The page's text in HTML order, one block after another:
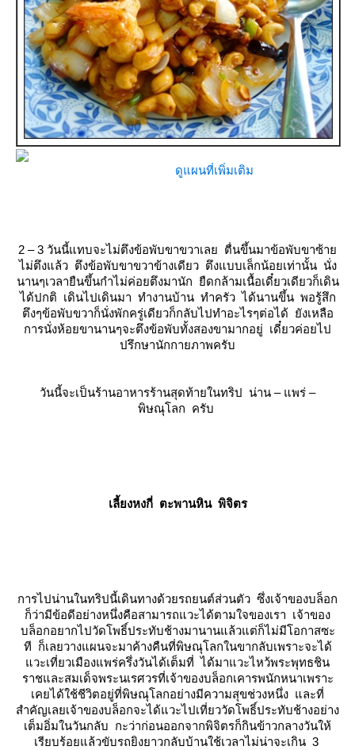
ดูแผนที่เพิ่มเติม
2 – 3 วันนี้แทบจะไม่ตึงข้อพับขาขวาเลย ตื่นขึ้นมาข้อพับขาซ้า
ไม่ตึงแล้ว ตึงข้อพับขาขวาข้างเดียว ตึงแบบเล็กน้อยเท่านั้น นั่ง
นานๆเวลายืนขึ้นกำไม่ค่อยตึงมานัก ยืดกล้ามเนื้อเดี๋ยวเดียวก็เดิน
ได้ปกติ เดินไปเดินมา ทำงานบ้าน ทำครัว ได้นานขึ้น พอรู้สึก
ตึงๆข้อพับขวาก็นั่งพักครู่เดียวก็กลับไปทำอะไรๆต่อได้ ยังเหลือ
การนั่งห้อยขานานๆจะตึงข้อพับทั้งสองขามากอยู่ เดี๋ยวค่อยไป
ปรึกษานักกายภาพครับ
วันนี้จะเป็นร้านอาหารร้านสุดท้ายในทริป น่าน – แพร่ –
พิษณุโลก ครับ
เลี้ยงหงกี่ ตะพานหิน พิจิตร
การไปน่านในทริปนี้เดินทางด้วยรถยนต์ส่วนตัว ซึ่งเจ้าของบล็อก
ก็ว่ามีข้อดีอย่างหนึ่งคือสามารถแวะได้ตามใจของเรา เจ้าของ
บล็อกอยากไปวัดโพธิ์ประทับช้างมานานแล้วแต่ก็ไม่มีโอกาสซะ
ที ก็เลยวางแผนจะมาค้างคืนที่พิษณุโลกในขากลับเพราะจะได้
วะเที่ยวเมืองแพร่ครึ่งวันได้เต็มที่ ได้มาแวะไหว้พระพุทธชิน
ราชและสมเด็จพระนเรศวรที่เจ้าของบล็อกเคารพนักหนาเพราะ
เคยได้ใช้ชีวิตอยู่ที่พิษณุโลกอย่างมีความสุขช่วงหนึ่ง และที่
สำคัญเลยเจ้าของบล็อกจะได้แวะไปเที่ยววัดโพธิ์ประทับช้างอย่าง
เต็มอิ่มในวันกลับ กะว่าก่อนออกจากพิจิตรก็กินข้าวกลางวันให้
เรียบร้อยแล้วขับรถยิงยาวกลับบ้านใช้เวลาไม่น่าจะเกิน 3